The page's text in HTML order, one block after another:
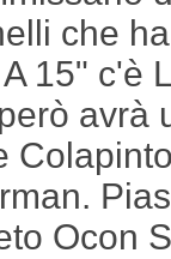
che
15" c'è
avrà
Ocon